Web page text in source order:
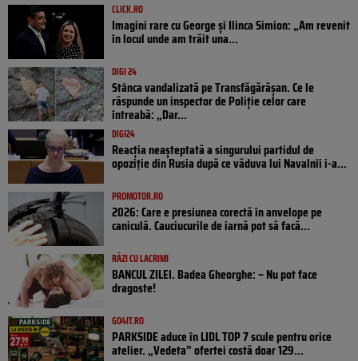
CLICK.RO
Imagini rare cu George și Ilinca Simion: „Am revenit
în locul unde am trăit una...
DIGI 24
Stânca vandalizată pe Transfăgărășan. Ce le
răspunde un inspector de Poliție celor care
întreabă: „Dar...
DIGI24
Reacția neașteptată a singurului partidul de
opoziţie din Rusia după ce văduva lui Navalnîi i-a...
PROMOTOR.RO
2026: Care e presiunea corectă în anvelope pe
caniculă. Cauciucurile de iarnă pot să facă...
RÂZI CU LACRIMI
BANCUL ZILEI. Badea Gheorghe: – Nu pot face
dragoste!
GO4IT.RO
PARKSIDE aduce în LIDL TOP 7 scule pentru orice
atelier. „Vedeta” ofertei costă doar 129...